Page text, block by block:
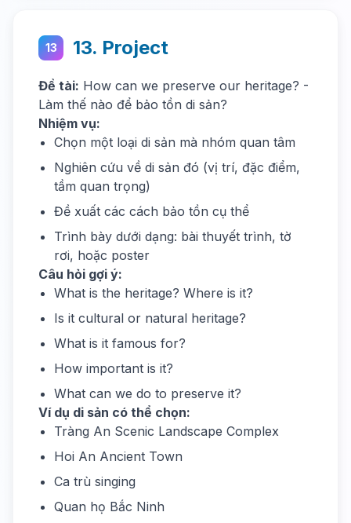
13 13. Project
Đề tài: How can we preserve our heritage? -
Làm thế nào để bảo tồn di sản?
Nhiệm vụ:
Chọn một loại di sản mà nhóm quan tâm
Nghiên cứu về di sản đó (vị trí, đặc điểm,
tầm quan trọng)
Đề xuất các cách bảo tồn cụ thể
Trình bày dưới dạng: bài thuyết trình, tờ
rơi, hoặc poster
Câu hỏi gợi ý:
What is the heritage? Where is it?
Is it cultural or natural heritage?
What is it famous for?
How important is it?
What can we do to preserve it?
Ví dụ di sản có thể chọn:
Tràng An Scenic Landscape Complex
Hoi An Ancient Town
Ca trù singing
Quan họ Bắc Ninh